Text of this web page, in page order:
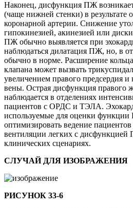
Наконец, дисфункция ПЖ
(чаще нижней стенки) в результате
коронарной артерии. Снижение
гипокинезией, акинезией или
ПЖ обычно выявляется при
наблюдаться дилатация ПЖ, но, в
обычно в норме. Расширение
клапана может вызвать
увеличением правого предсердия
вены. Острая дисфункция правого
наблюдается в отделениях
пациентов с ОРДС и ТЭЛА.
используемые для оценки
оптимизировать ведение
вентиляции легких с
клинических сценариях.
СЛУЧАЙ ДЛЯ ИЗОБРАЖЕНИЯ
РИСУНОК 33-6